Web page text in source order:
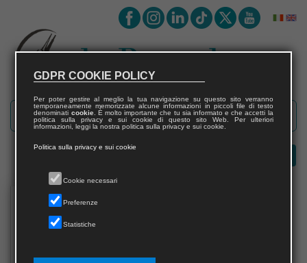
GDPR COOKIE POLICY
Per poter gestire al meglio la tua navigazione su questo sito verranno
temporaneamente memorizzate alcune informazioni in piccoli file di testo
denominati cookie. È molto importante che tu sia informato e che accetti la
politica sulla privacy e sui cookie di questo sito Web. Per ulteriori
informazioni, leggi la nostra politica sulla privacy e sui cookie.
Politica sulla privacy e sui cookie
Cookie necessari
Preferenze
Statistiche